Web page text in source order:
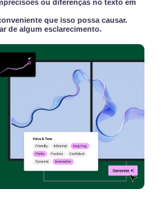
ou diferenças no texto em
que isso possa causar.
de algum esclarecimento.